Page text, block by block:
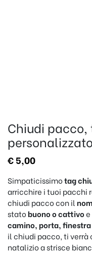
Chiudi
€5,00
Simpaticissimotag
arricchire i tuoi pacchi
chiudi pacco con il
statobuono o cattivo
camino, porta, finestra
il chiudi pacco, ti verrà
natalizio a strisce